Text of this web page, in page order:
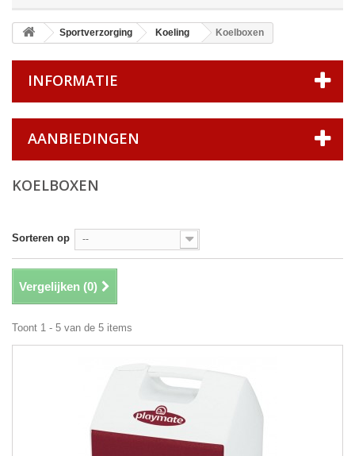
Sportverzorging Koeling Koelboxen
INFORMATIE
AANBIEDINGEN
KOELBOXEN
Sorteren op --
Vergelijken (0)
Toont 1 - 5 van de 5 items